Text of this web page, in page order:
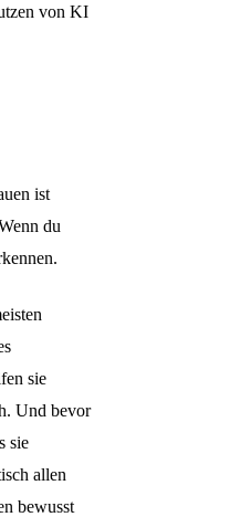
von KI
ist
du
sie
Und bevor
sie
allen
bewusst